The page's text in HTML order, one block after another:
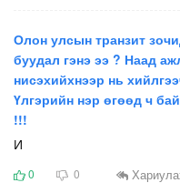
Олон улсын транзит
буудал гэнэ ээ ? Наад
нисэхийхнээр нь
Үлгэрийн нэр өгөөд ч
!!!
И
0 0